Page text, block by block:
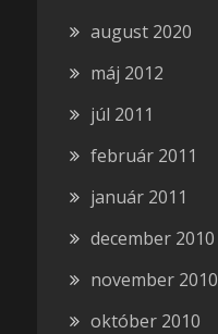
august 2020
máj 2012
júl 2011
február 2011
január 2011
december 2010
november 2010
október 2010